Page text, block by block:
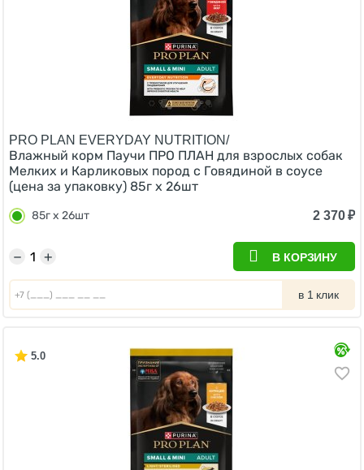
PRO PLAN EVERYDAY NUTRITION/
Влажный корм Паучи ПРО ПЛАН для взрослых собак
Мелких и Карликовых пород с Говядиной в соусе
(цена за упаковку) 85г х 26шт
85г х 26шт 2 370₽
+
− В КОРЗИНУ
в 1 клик
5.0